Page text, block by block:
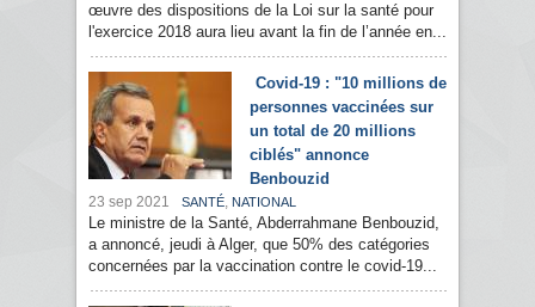
œuvre des dispositions de la Loi sur la santé pour
l'exercice 2018 aura lieu avant la fin de l’année en...
Covid-19 : "10 millions de
personnes vaccinées sur
un total de 20 millions
ciblés" annonce
Benbouzid
23 sep 2021 SANTÉ, NATIONAL
Le ministre de la Santé, Abderrahmane Benbouzid,
a annoncé, jeudi à Alger, que 50% des catégories
concernées par la vaccination contre le covid-19...